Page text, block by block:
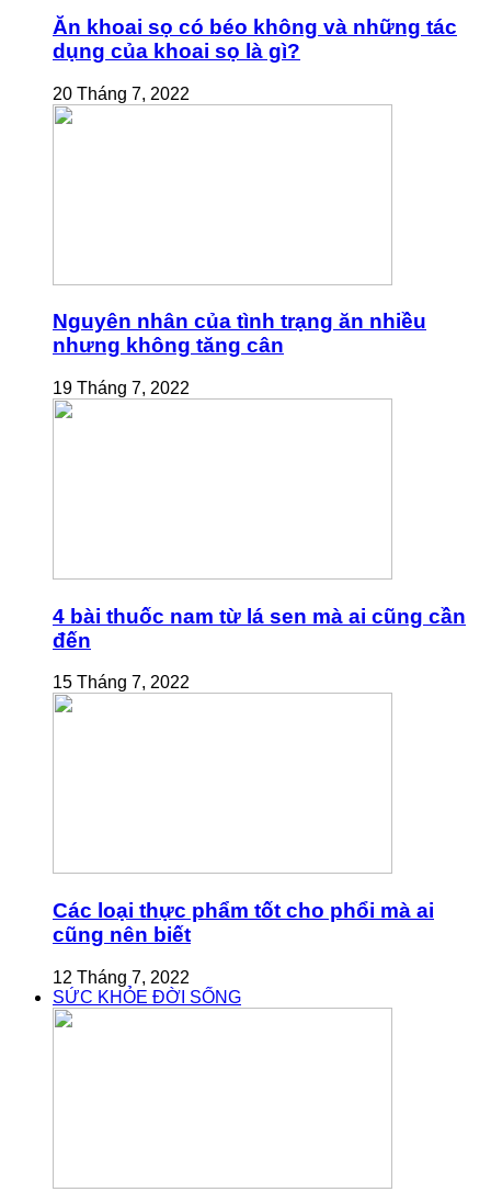
Ăn khoai sọ có béo không và những tác
dụng của khoai sọ là gì?
20 Tháng 7, 2022
Nguyên nhân của tình trạng ăn nhiều
nhưng không tăng cân
19 Tháng 7, 2022
4 bài thuốc nam từ lá sen mà ai cũng cần
đến
15 Tháng 7, 2022
Các loại thực phẩm tốt cho phổi mà ai
cũng nên biết
12 Tháng 7, 2022
SỨC KHỎE ĐỜI SỐNG